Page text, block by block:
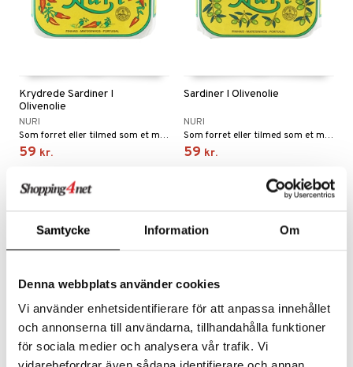
Samtycke Information Om
Denna webbplats använder cookies
Vi använder enhetsidentifierare för att anpassa innehållet
och annonserna till användarna, tillhandahålla funktioner
för sociala medier och analysera vår trafik. Vi
Krydrede Sardiner I
Olivenolie
NURI
Som forret eller tilmed som et måltid, på en toast, i en sandwich, i en gourmet-ret eller i en sommersalat.
59 kr.
Sardiner I Olivenolie
NURI
Som forret eller tilmed som et måltid, på en toast, i en sandwich, i en gourmet-ret eller i en sommersalat.
59 kr.
& Elkedel
& Rengøring
/ Outdoor
Tallerkener